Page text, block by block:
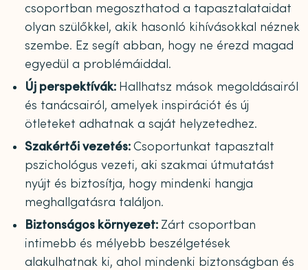
csoportban megoszthatod a tapasztalataidat
olyan szülőkkel, akik hasonló kihívásokkal néznek
szembe. Ez segít abban, hogy ne érezd magad
egyedül a problémáiddal.
Új perspektívák: Hallhatsz mások megoldásairól
és tanácsairól, amelyek inspirációt és új
ötleteket adhatnak a saját helyzetedhez.
Szakértői vezetés:Csoportunkat tapasztalt
pszichológus vezeti, aki szakmai útmutatást
nyújt és biztosítja, hogy mindenki hangja
meghallgatásra találjon.
Biztonságos környezet: Zárt csoportban
intimebb és mélyebb beszélgetések
alakulhatnak ki, ahol mindenki biztonságban és